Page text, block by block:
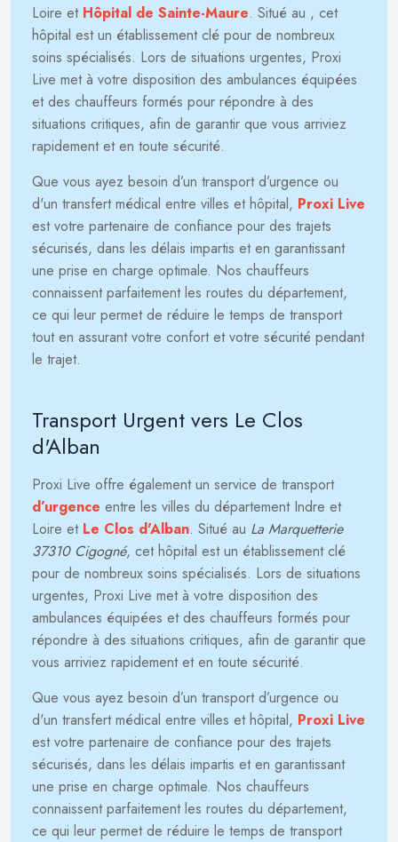
Loire et Hôpital de Sainte-Maure. Situé au , cet
hôpital est un établissement clé pour de nombreux
soins spécialisés. Lors de situations urgentes, Proxi
Live met à votre disposition des ambulances équipées
et des chauffeurs formés pour répondre à des
situations critiques, afin de garantir que vous arriviez
rapidement et en toute sécurité.
Que vous ayez besoin d’un transport d’urgence ou
d'un transfert médical entre villes et hôpital, Proxi Live
est votre partenaire de confiance pour des trajets
sécurisés, dans les délais impartis et en garantissant
une prise en charge optimale. Nos chauffeurs
connaissent parfaitement les routes du département,
ce qui leur permet de réduire le temps de transport
tout en assurant votre confort et votre sécurité pendant
le trajet.
Transport Urgent vers Le Clos
d'Alban
Proxi Live offre également un service de transport
d’urgence entre les villes du département Indre et
Loire et Le Clos d'Alban. Situé au La Marquetterie
37310 Cigogné, cet hôpital est un établissement clé
pour de nombreux soins spécialisés. Lors de situations
urgentes, Proxi Live met à votre disposition des
ambulances équipées et des chauffeurs formés pour
répondre à des situations critiques, afin de garantir que
vous arriviez rapidement et en toute sécurité.
Que vous ayez besoin d’un transport d’urgence ou
d'un transfert médical entre villes et hôpital, Proxi Live
est votre partenaire de confiance pour des trajets
sécurisés, dans les délais impartis et en garantissant
une prise en charge optimale. Nos chauffeurs
connaissent parfaitement les routes du département,
ce qui leur permet de réduire le temps de transport